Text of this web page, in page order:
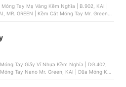
Tay Mạ Vàng Kềm Nghĩa | B.902, KAI |
MR. GREEN | Kềm Cắt Móng Tay Mr. Green,
Tay Giấy Vỉ Nhựa Kềm Nghĩa | DG.402,
Tay Nano Mr. Green, KAI | Dũa Móng KAI